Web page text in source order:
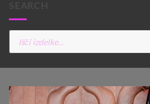
Products
search